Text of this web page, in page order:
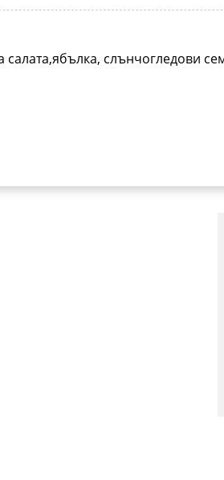
салата,ябълка, слънчогледови